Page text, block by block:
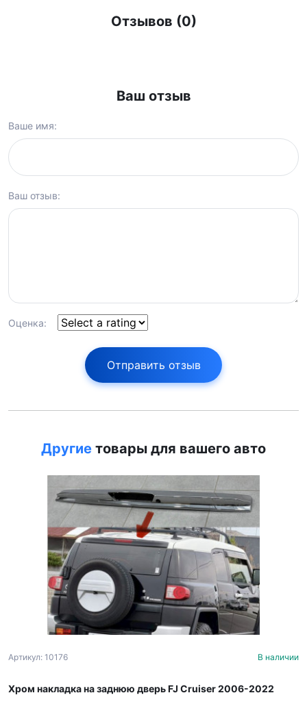
Отзывов (0)
Ваш отзыв
Ваше имя:
Ваш отзыв:
Оценка:
Отправить отзыв
Другие товары для вашего авто
Артикул: 10176 В наличии
Хром накладка на заднюю дверь FJ Cruiser 2006-2022